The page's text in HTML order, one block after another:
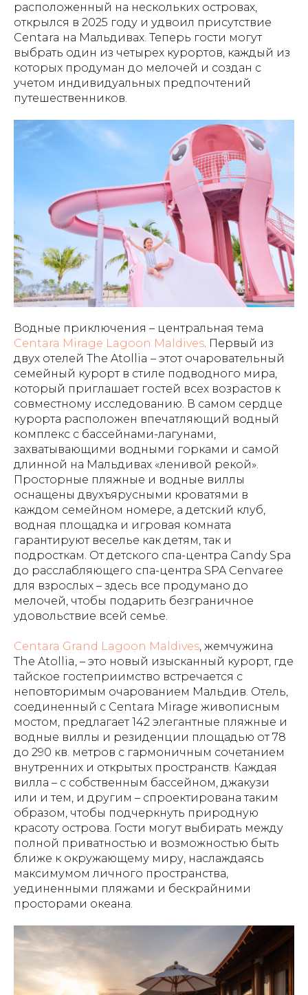
расположенный на нескольких островах,
открылся в 2025 году и удвоил присутствие
Centara на Мальдивах. Теперь гости могут
выбрать один из четырех курортов, каждый из
которых продуман до мелочей и создан с
учетом индивидуальных предпочтений
путешественников.
Водные приключения – центральная тема
Centara Mirage Lagoon Maldives. Первый из
двух отелей The Atollia – этот очаровательный
семейный курорт в стиле подводного мира,
который приглашает гостей всех возрастов к
совместному исследованию. В самом сердце
курорта расположен впечатляющий водный
комплекс с бассейнами-лагунами,
захватывающими водными горками и самой
длинной на Мальдивах «ленивой рекой».
Просторные пляжные и водные виллы
оснащены двухъярусными кроватями в
каждом семейном номере, а детский клуб,
водная площадка и игровая комната
гарантируют веселье как детям, так и
подросткам. От детского спа-центра Candy Spa
до расслабляющего спа-центра SPA Cenvaree
для взрослых – здесь все продумано до
мелочей, чтобы подарить безграничное
удовольствие всей семье.
Centara Grand Lagoon Maldives, жемчужина
The Atollia, – это новый изысканный курорт, где
тайское гостеприимство встречается с
неповторимым очарованием Мальдив. Отель,
соединенный с Centara Mirage живописным
мостом, предлагает 142 элегантные пляжные и
водные виллы и резиденции площадью от 78
до 290 кв. метров с гармоничным сочетанием
внутренних и открытых пространств. Каждая
вилла – с собственным бассейном, джакузи
или и тем, и другим – спроектирована таким
образом, чтобы подчеркнуть природную
красоту острова. Гости могут выбирать между
полной приватностью и возможностью быть
ближе к окружающему миру, наслаждаясь
максимумом личного пространства,
уединенными пляжами и бескрайними
просторами океана.